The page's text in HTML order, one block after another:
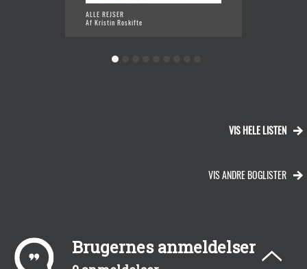
ALLE REJSER
Af Kristin Roskifte
VIS HELE LISTEN
VIS ANDRE BOGLISTER
Brugernes anmeldelser